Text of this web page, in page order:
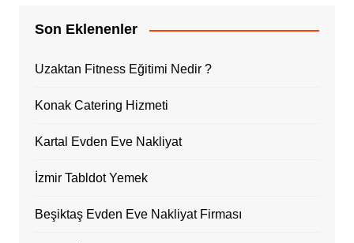
Son Eklenenler
Uzaktan Fitness Eğitimi Nedir ?
Konak Catering Hizmeti
Kartal Evden Eve Nakliyat
İzmir Tabldot Yemek
Beşiktaş Evden Eve Nakliyat Firması